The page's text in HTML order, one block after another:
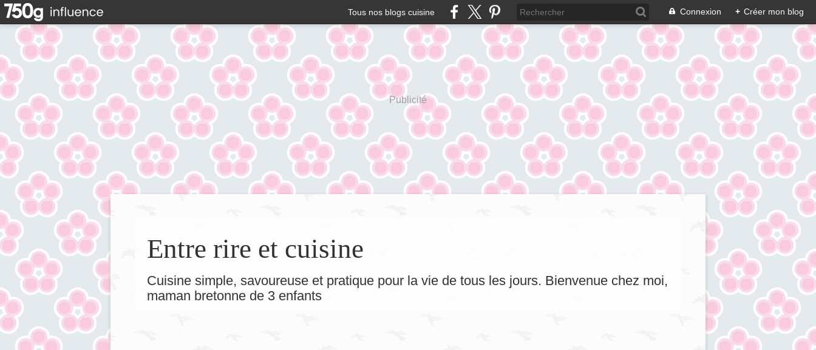
Tous nos blogs cuisine Connexion + Créer mon blog
Publicité
Entre rire et cuisine
Cuisine simple, savoureuse et pratique pour la vie de tous les jours. Bienvenue chez moi,
maman bretonne de 3 enfants